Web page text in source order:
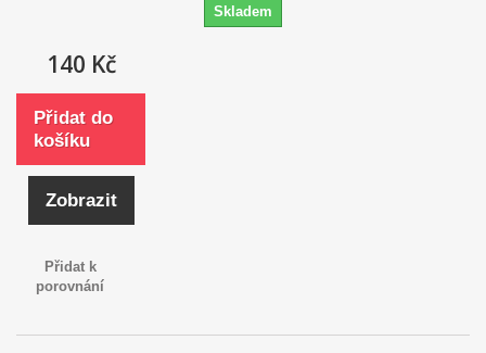
Skladem
140 Kč
Přidat do
košíku
Zobrazit
Přidat k
porovnání